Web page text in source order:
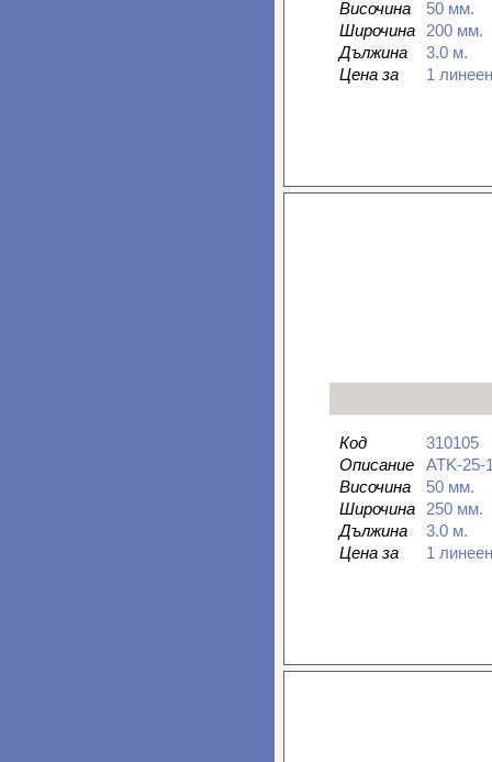
Височина
50 мм.
Широчина
200 мм.
Дължина
3.0 м.
Цена за
1
Код
310105
Описание
ATK-25-
Височина
50 мм.
Широчина
250 мм.
Дължина
3.0 м.
Цена за
1